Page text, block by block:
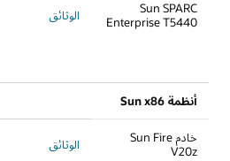
Sun SPARC
Enterprise T5440
الوثائق
أنظمة Sun x86
خادم Sun Fire
V20z
الوثائق